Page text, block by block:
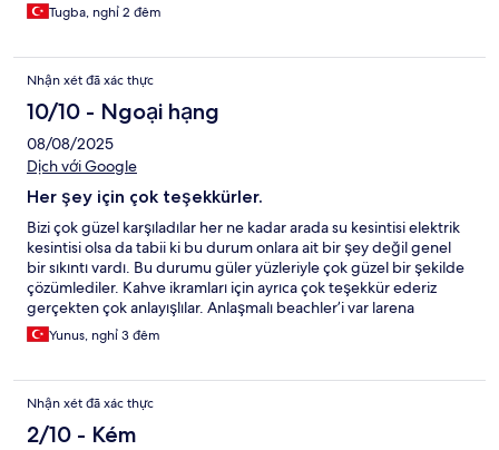
Tugba, nghỉ 2 đêm
Nhận xét đã xác thực
10/10 - Ngoại hạng
08/08/2025
Dịch với Google
Her şey için çok teşekkürler.
Bizi çok güzel karşıladılar her ne kadar arada su kesintisi elektrik
kesintisi olsa da tabii ki bu durum onlara ait bir şey değil genel
bir sıkıntı vardı. Bu durumu güler yüzleriyle çok güzel bir şekilde
çözümlediler. Kahve ikramları için ayrıca çok teşekkür ederiz
gerçekten çok anlayışlılar. Anlaşmalı beachler’i var larena
beach’e gitmenizi tavsiye ederim çalışanları gerçekten çok ilgili
ve cana yakınlar size her türlü konuda yardımcı olurlar. Sınırsız su
Antalya’nın sıcak denizinden sonra havuz’a girip serinlemek
gerçekten bize çok iyi geldi. Ayrıca wifi’nin mevcut olup klimanın
sorunsuz çalışması bizi çok mutlu etti. En başta gelip gelmemek
Yunus, nghỉ 3 đêm
Nhận xét đã xác thực
2/10 - Kém